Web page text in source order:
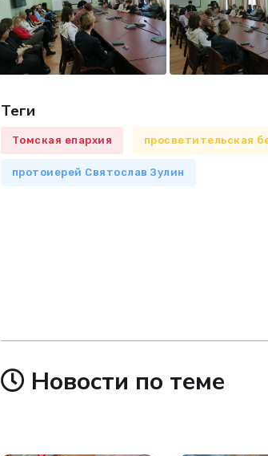
Теги
Томская епархия просветительская
протоиерей Святослав Зулин
Новости по теме